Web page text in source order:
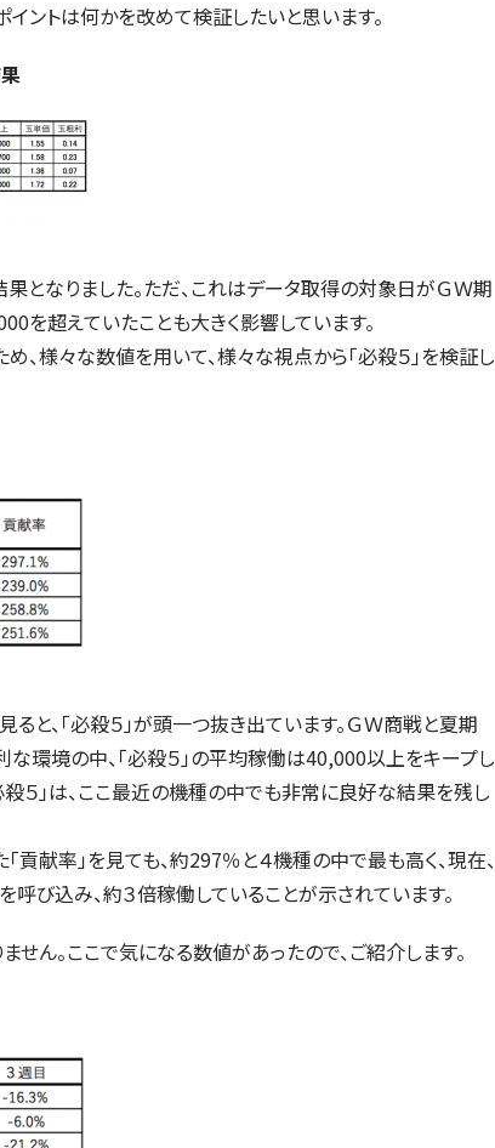
イントは何かを改めて検証したいと思います。
果となりました。ただ、これはデータ取得の対象日がＧＷ期
を超えていたことも大きく影響しています。
、様々な数値を用いて、様々な視点から「必殺５」を検証し
と、「必殺５」が頭一つ抜き出ています。ＧＷ商戦と夏期
環境の中、「必殺５」の平均稼働は40,000以上をキープし
５」は、ここ最近の機種の中でも非常に良好な結果を残し
献率」を見ても、約297％と４機種の中で最も高く、現在、
呼び込み、約３倍稼働していることが示されています。
ん。ここで気になる数値があったので、ご紹介します。